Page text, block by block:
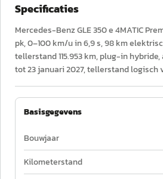
Specificaties
Mercedes-Benz GLE 350 e 4MATIC
pk, 0–100 km/u in 6,9 s, 98 km
tellerstand 115.953 km, plug-in
tot 23 januari 2027, tellerstand logisch
Basisgegevens
Bouwjaar
Kilometerstand